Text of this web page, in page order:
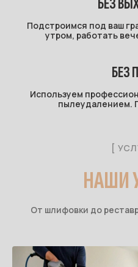
БЕЗ
Подстроимся под ваш
утром, работать
БЕЗ
Используем
пылеудалением.
[
НАШИ
От шлифовки до